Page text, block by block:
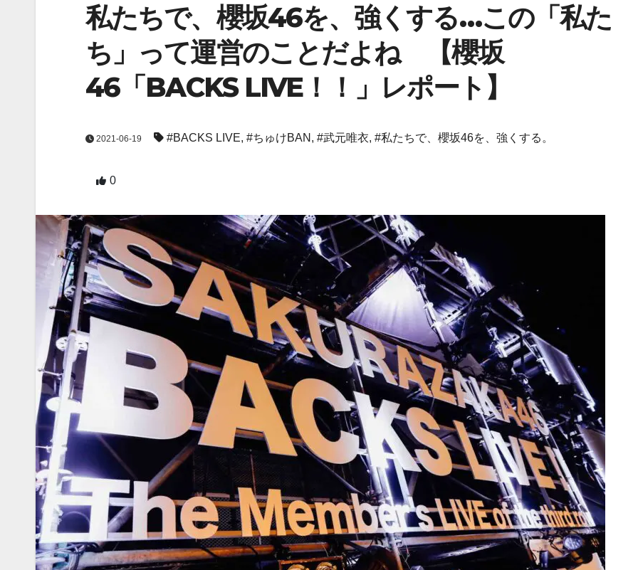
私たちで、櫻坂46を、強くする…この「私た
ち」って運営のことだよね 【櫻坂
46「BACKS LIVE！！」レポート】
2021-06-19 #BACKS LIVE, #ちゅけBAN , #武元唯衣, #私たちで、櫻坂46を、強くする。
0